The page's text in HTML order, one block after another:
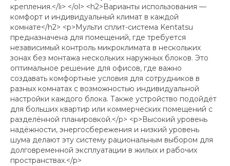
крепления.</li> </ol> <h2>Варианты использования —
комфорт и индивидуальный климат в каждой
комнате</h2> <p>Мульти сплит-система Kentatsu
предназначена для помещений, где требуется
независимый контроль микроклимата в нескольких
зонах без монтажа нескольких наружных блоков. Это
оптимальное решение для офисов, где важно
создавать комфортные условия для сотрудников в
разных комнатах с возможностью индивидуальной
настройки каждого блока. Также устройство подойдёт
для больших квартир или коммерческих помещений с
разделённой планировкой.</p> <p>Высокий уровень
надёжности, энергосбережения и низкий уровень
шума делают эту систему рациональным выбором для
долговременной эксплуатации в жилых и рабочих
пространствах.</p>